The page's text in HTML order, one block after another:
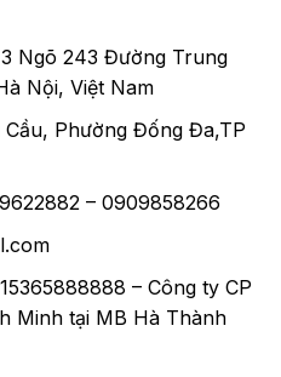
Ngõ 243 Đường Trung
Nội, Việt Nam
Phường Đống Đa,TP
– 0909858266
– Công ty CP
Minh tại MB Hà Thành